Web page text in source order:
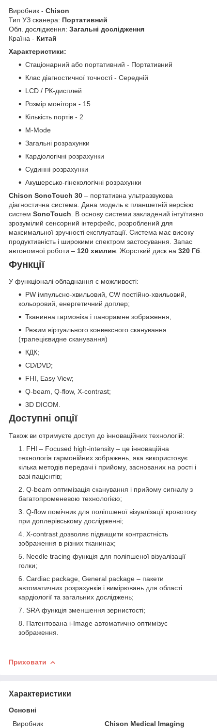
Виробник - Chison
Тип УЗ сканера: Портативний
Обл. дослідження: Загальні дослідження
Країна - Китай
Характеристики:
Стаціонарний або портативний - Портативний
Клас діагностичної точності - Середній
LCD / РК-дисплей
Розмір монітора - 15
Кількість портів - 2
M-Mode
Загальні розрахунки
Кардіологічні розрахунки
Судинні розрахунки
Акушерсько-гінекологічні розрахунки
Chison SonoTouch 30 – портативна ультразвукова
діагностична система. Дана модель є планшетній версією
систем SonoTouch . В основу системи закладений інтуїтивно
зрозумілий сенсорний інтерфейс, розроблений для
максимальної зручності експлуатації. Система має високу
продуктивність і широкими спектром застосування. Запас
автономної роботи – 120 хвилин . Жорсткий диск на 320 Гб
Функції
У функціоналі обладнання є можливості:
PW імпульсно-хвильовий, CW постійно-хвильовий,
кольоровий, енергетичний доплер;
Тканинна гармоніка і панорамне зображення;
Режим віртуального конвексного сканування
(трапецієвидне сканування)
КДК;
CD/DVD;
FHI, Easy View;
Q-beam, Q-flow, X-contrast;
3D DICOM.
Доступні опції
Також ви отримуєте доступ до інноваційних технологій:
FHI – Focused high-intensity – це інноваційна
технологія гармонійних зображень, яка використовує
кілька методів передачі і прийому, заснованих на рості і
вазі пацієнтів;
Q-beam оптимізація сканування і прийому сигналу з
багатопроменевою технологією;
Q-flow помічник для поліпшеної візуалізації кровотоку
при доплерівському дослідженні;
X-contrast дозволяє підвищити контрастність
зображення в різних тканинах;
Needle tracing функція для поліпшеної візуалізації
голки;
Cardiac package, General package – пакети
автоматичних розрахунків і вимірювань для області
кардіології та загальних досліджень;
SRA функція зменшення зернистості;
Патентована i-Image автоматично оптимізує
зображення.
Приховати
Характеристики
Основні
Виробник
Chison Medical Imaging